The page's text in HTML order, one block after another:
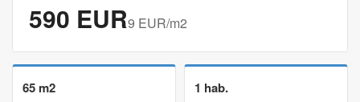
590 EUR9 EUR/m2
65 m2 1 hab.